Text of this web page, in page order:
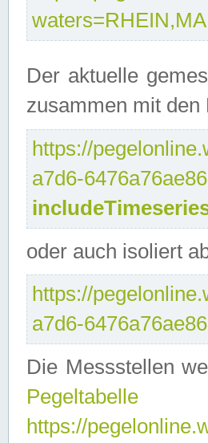
Der aktuelle
zusammen mit
https://
a7d6-
oder auch isoliert
https://
a7d6-
Die Messstellen
Pegeltabelle
https://